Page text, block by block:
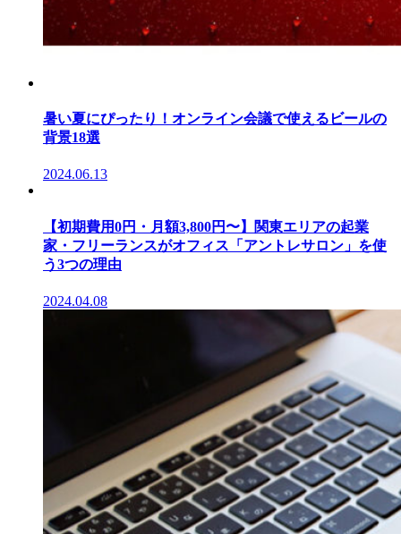
暑い夏にぴったり！オンライン会議で使えるビールの
背景18選
2024.06.13
【初期費用0円・月額3,800円〜】関東エリアの起業
家・フリーランスがオフィス「アントレサロン」を使
う3つの理由
2024.04.08